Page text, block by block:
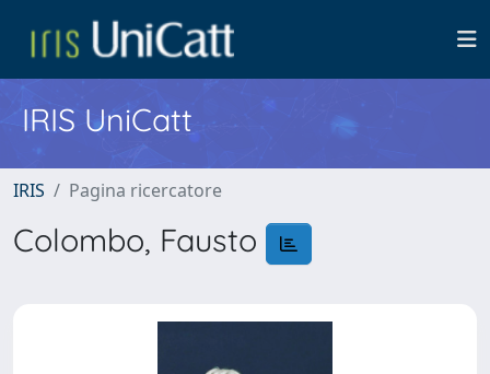
IRIS UniCatt
IRIS Pagina ricercatore
Colombo, Fausto